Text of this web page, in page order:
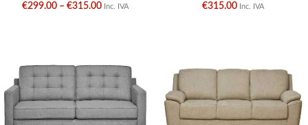
€299.00 – €315.00 Inc. IVA €315.00 Inc. IVA